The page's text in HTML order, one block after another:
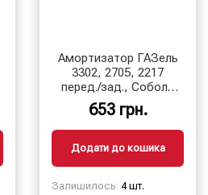
Амортизатор ГАЗель
3302, 2705, 2217
перед./зад., Соболь
зад. (35.2905006) ASR
EXTREME
653 грн.
Додати до кошика
Залишилось: 4 шт.